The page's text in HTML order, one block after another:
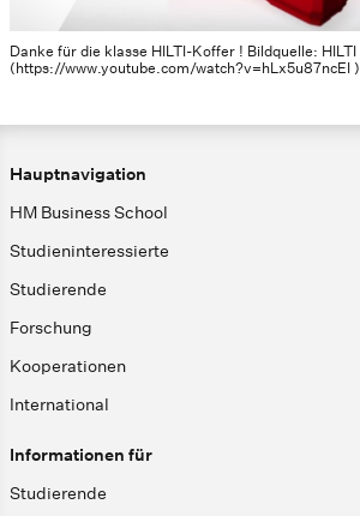
Danke für die klasse HILTI-Koffer ! Bildquelle: HILTI
(https://www.youtube.com/watch?v=hLx5u87ncEI )
Hauptnavigation
HM Business School
Studieninteressierte
Studierende
Forschung
Kooperationen
International
Informationen für
Studierende